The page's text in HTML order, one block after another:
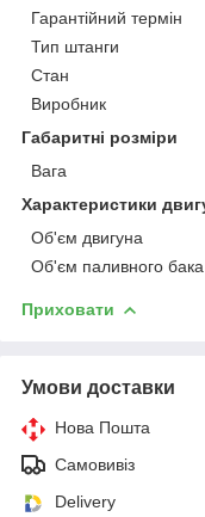
Гарантійний термін
Тип штанги
Стан
Виробник
Габаритні розміри
Вага
Характеристики
Об'єм двигуна
Об'єм паливного бака
Приховати
Умови доставки
Нова Пошта
Самовивіз
Delivery